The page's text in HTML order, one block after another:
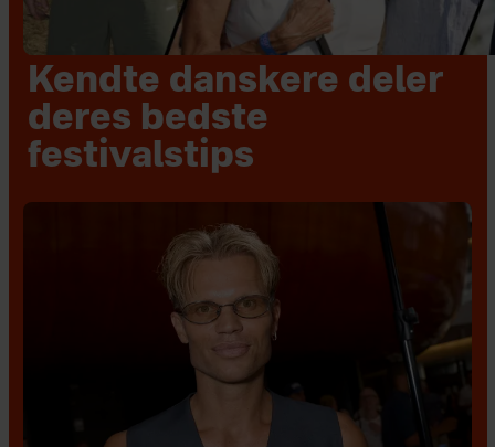
Kendte danskere deler
deres bedste
festivalstips